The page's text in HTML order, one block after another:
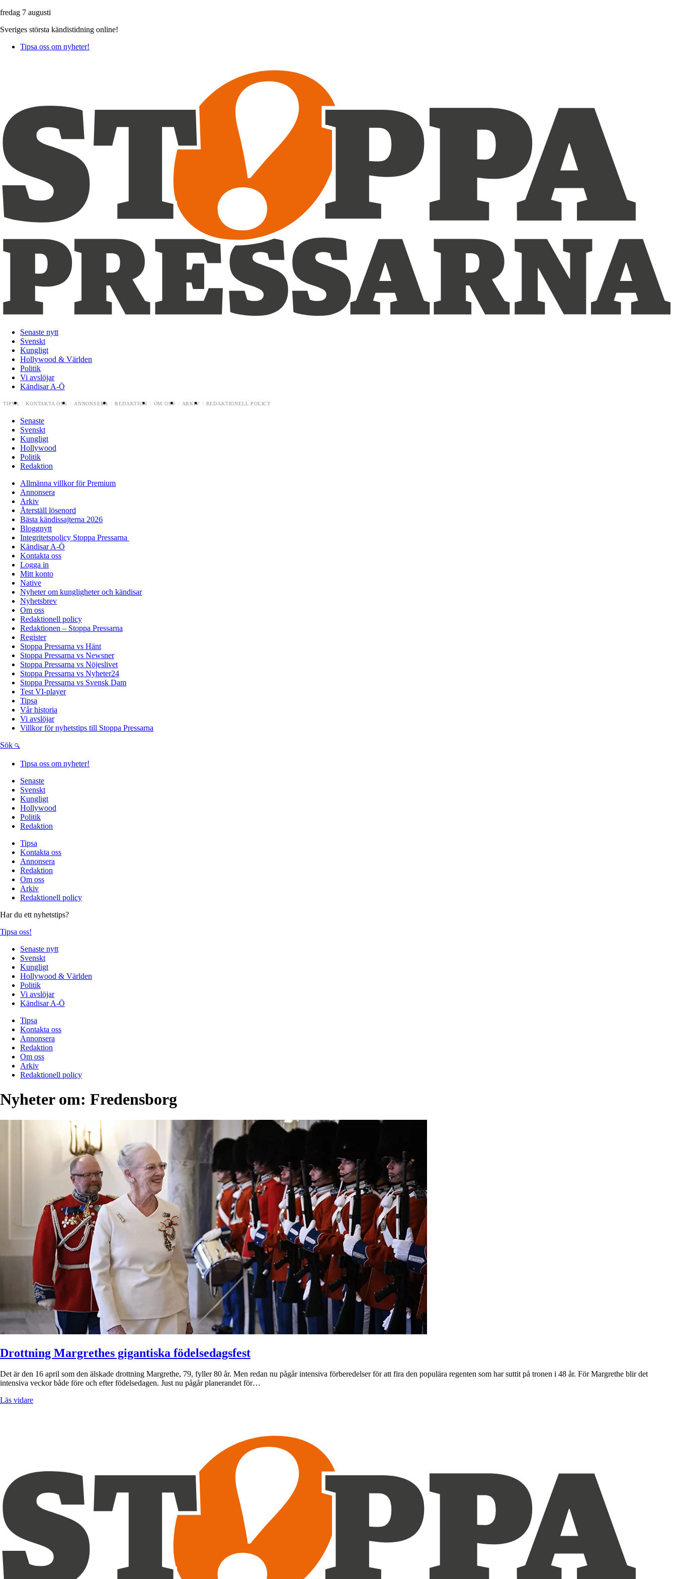
fredag 7 augusti
Sveriges största kändistidning online!
Tipsa oss om nyheter!
Senaste nytt
Svenskt
Kungligt
Hollywood & Världen
Politik
Vi avslöjar
Kändisar A-Ö
TIPSA KONTAKTA OSS ANNONSERA REDAKTION OM OSS ARKIV REDAKTIONELL POLICY
Senaste
Svenskt
Kungligt
Hollywood
Politik
Redaktion
Allmänna villkor för Premium
Annonsera
Arkiv
Återställ lösenord
Bästa kändissajterna 2026
Bloggnytt
Integritetspolicy Stoppa Pressarna
Kändisar A-Ö
Kontakta oss
Logga in
Mitt konto
Native
Nyheter om kungligheter och kändisar
Nyhetsbrev
Om oss
Redaktionell policy
Redaktionen – Stoppa Pressarna
Register
Stoppa Pressarna vs Hänt
Stoppa Pressarna vs Newsner
Stoppa Pressarna vs Nöjeslivet
Stoppa Pressarna vs Nyheter24
Stoppa Pressarna vs Svensk Dam
Test VI-player
Tipsa
Vår historia
Vi avslöjar
Villkor för nyhetstips till Stoppa Pressarna
Sök
Tipsa oss om nyheter!
Senaste
Svenskt
Kungligt
Hollywood
Politik
Redaktion
Tipsa
Kontakta oss
Annonsera
Redaktion
Om oss
Arkiv
Redaktionell policy
Har du ett nyhetstips?
Tipsa oss!
Senaste nytt
Svenskt
Kungligt
Hollywood & Världen
Politik
Vi avslöjar
Kändisar A-Ö
Tipsa
Kontakta oss
Annonsera
Redaktion
Om oss
Arkiv
Redaktionell policy
Nyheter om: Fredensborg
Drottning Margrethes gigantiska födelsedagsfest
Det är den 16 april som den älskade drottning Margrethe, 79, fyller 80 år. Men redan nu pågår intensiva förberedelser för att fira den populära regenten som har suttit på tronen i 48 år. För Margrethe blir det
intensiva veckor både före och efter födelsedagen. Just nu pågår planerandet för…
Läs vidare